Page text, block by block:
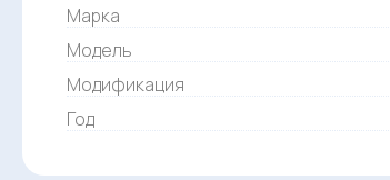
Марка
Модель
Модификация
Год